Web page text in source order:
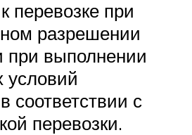
перевозке при
разрешении
при выполнении
условий
соответствии с
перевозки.